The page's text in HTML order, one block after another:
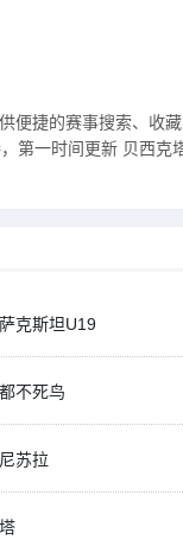
捷的赛事搜索、收
一时间更新 贝西克
克斯坦U19
不死鸟
苏拉